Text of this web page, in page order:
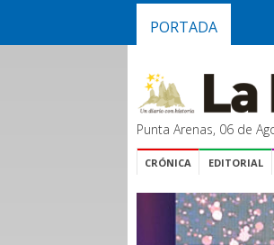
PORTADA
Punta Arenas, 06 de
CRÓNICA EDITORIAL